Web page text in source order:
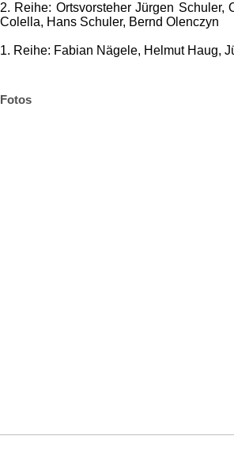
2. Reihe: Ortsvorsteher Jürgen Schuler,
Colella, Hans Schuler, Bernd Olenczyn
1. Reihe: Fabian Nägele, Helmut Haug,
Fotos